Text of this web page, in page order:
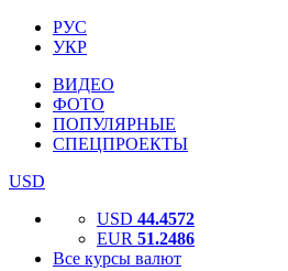
РУС
УКР
ВИДЕО
ФОТО
ПОПУЛЯРНЫЕ
СПЕЦПРОЕКТЫ
USD
USD 44.4572
EUR 51.2486
Все курсы валют